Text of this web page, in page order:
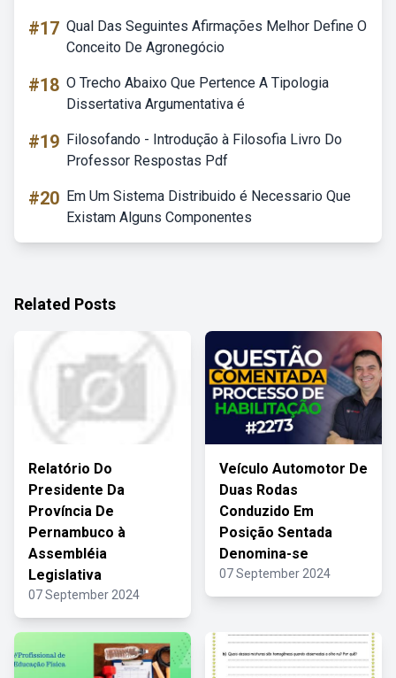
#17 Qual Das Seguintes Afirmações Melhor Define O
Conceito De Agronegócio
#18 O Trecho Abaixo Que Pertence A Tipologia
Dissertativa Argumentativa é
#19 Filosofando - Introdução à Filosofia Livro Do
Professor Respostas Pdf
#20 Em Um Sistema Distribuido é Necessario Que
Existam Alguns Componentes
Related Posts
Relatório Do
Presidente Da
Província De
Pernambuco à
Assembléia
Legislativa
07 September 2024
Veículo Automotor De
Duas Rodas
Conduzido Em
Posição Sentada
Denomina-se
07 September 2024